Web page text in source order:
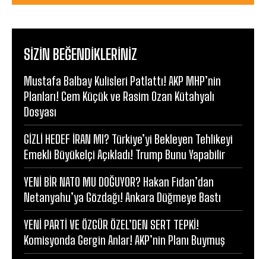
SIZIN BEĞENDIKLERINIZ
Mustafa Balbay Kulisleri Patlattı! AKP MHP’nin
Planları! Cem Küçük ve Rasim Ozan Kütahyalı
Dosyası
GİZLİ HEDEF İRAN MI? Türkiye’yi Bekleyen Tehlikeyi
Emekli Büyükelçi Açıkladı! Trump Bunu Yapabilir
YENİ BİR NATO MU DOĞUYOR? Hakan Fidan’dan
Netanyahu’ya Gözdağı! Ankara Düğmeye Bastı
YENİ PARTİ VE ÖZGÜR ÖZEL’DEN SERT TEPKİ!
Komisyonda Gergin Anlar! AKP’nin Planı Buymuş